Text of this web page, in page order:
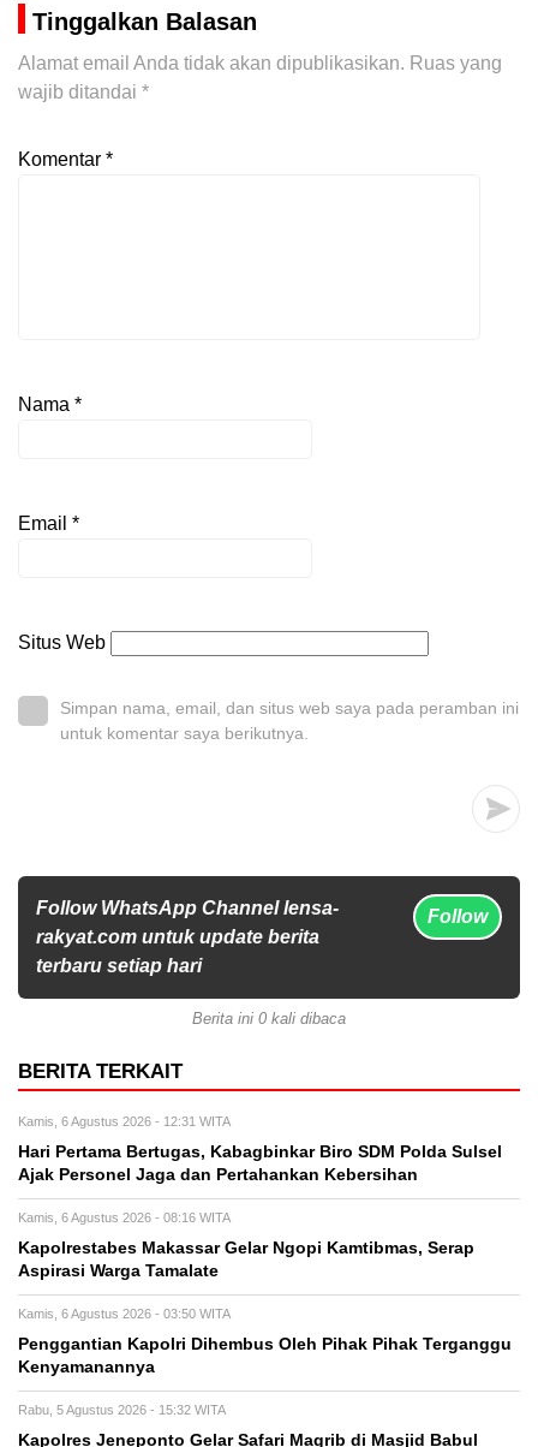
Tinggalkan Balasan
Alamat email Anda tidak akan dipublikasikan. Ruas yang
wajib ditandai *
Komentar *
Nama *
Email *
Situs Web
Simpan nama, email, dan situs web saya pada peramban ini
untuk komentar saya berikutnya.
Follow WhatsApp Channel lensa-
rakyat.com untuk update berita
terbaru setiap hari
Follow
Berita ini 0 kali dibaca
BERITA TERKAIT
Kamis, 6 Agustus 2026 - 12:31 WITA
Hari Pertama Bertugas, Kabagbinkar Biro SDM Polda Sulsel
Ajak Personel Jaga dan Pertahankan Kebersihan
Kamis, 6 Agustus 2026 - 08:16 WITA
Kapolrestabes Makassar Gelar Ngopi Kamtibmas, Serap
Aspirasi Warga Tamalate
Kamis, 6 Agustus 2026 - 03:50 WITA
Penggantian Kapolri Dihembus Oleh Pihak Pihak Terganggu
Kenyamanannya
Rabu, 5 Agustus 2026 - 15:32 WITA
Kapolres Jeneponto Gelar Safari Magrib di Masjid Babul